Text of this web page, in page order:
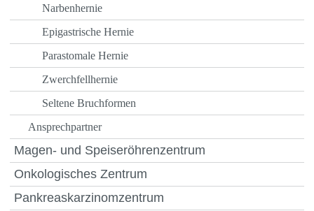
Narbenhernie
Epigastrische Hernie
Parastomale Hernie
Zwerchfellhernie
Seltene Bruchformen
Ansprechpartner
Magen- und Speiseröhrenzentrum
Onkologisches Zentrum
Pankreaskarzinomzentrum